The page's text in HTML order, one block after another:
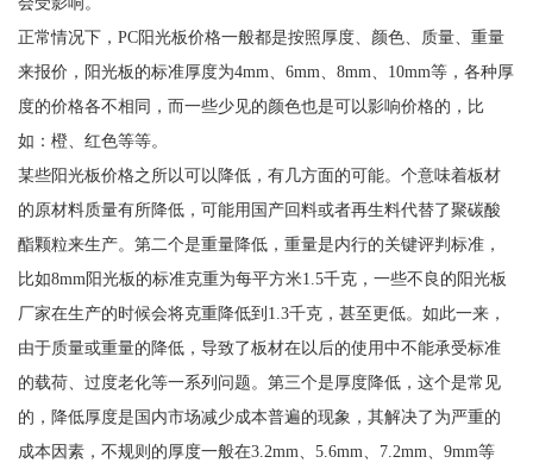
正常情况下，PC阳光板价格一般都是按照厚度、颜色、质量、重量
来报价，阳光板的标准厚度为4mm、6mm、8mm、10mm等，各种厚
度的价格各不相同，而一些少见的颜色也是可以影响价格的，比
如：橙、红色等等。
某些阳光板价格之所以可以降低，有几方面的可能。个意味着板材
的原材料质量有所降低，可能用国产回料或者再生料代替了聚碳酸
酯颗粒来生产。第二个是重量降低，重量是内行的关键评判标准，
比如8mm阳光板的标准克重为每平方米1.5千克，一些不良的阳光板
厂家在生产的时候会将克重降低到1.3千克，甚至更低。如此一来，
由于质量或重量的降低，导致了板材在以后的使用中不能承受标准
的载荷、过度老化等一系列问题。第三个是厚度降低，这个是常见
的，降低厚度是国内市场减少成本普遍的现象，其解决了为严重的
成本因素，不规则的厚度一般在3.2mm、5.6mm、7.2mm、9mm等